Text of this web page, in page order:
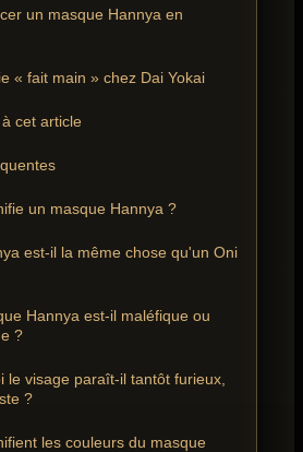
un masque Hannya en
« fait main » chez Dai Yokai
cet article
un masque Hannya ?
est-il la même chose qu'un Oni
Hannya est-il maléfique ou
?
le visage paraît-il tantôt furieux,
?
les couleurs du masque